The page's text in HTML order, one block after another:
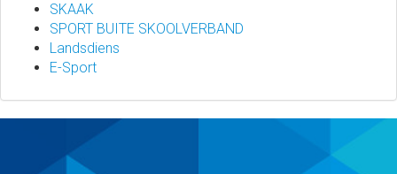
SKAAK
SPORT BUITE SKOOLVERBAND
Landsdiens
E-Sport